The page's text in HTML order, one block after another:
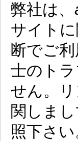
弊社は、
サイト
断でご
士のト
せん。
関しま
照下さい